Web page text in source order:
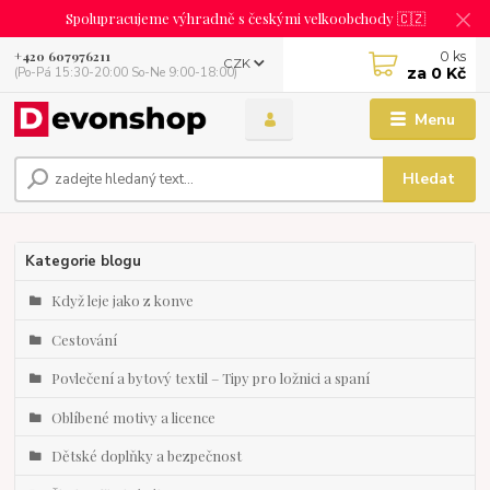
Spolupracujeme výhradně s českými velkoobchody 🇨🇿
Menu
CZK
Hledat
+420 607976211
(Po-Pá 15:30-20:00 So-Ne 9:00-18:00)
0 ks
za 0 Kč
Kategorie blogu
Když leje jako z konve
Cestování
Povlečení a bytový textil – Tipy pro ložnici a spaní
Oblíbené motivy a licence
Dětské doplňky a bezpečnost